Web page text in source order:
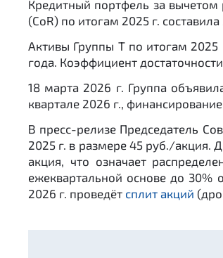
Кредитный портфель за вычетом
(CoR) по итогам 2025 г.
Активы Группы Т по итогам 2025
года. Коэффициент
18 марта 2026 г. Группа
квартале 2026 г.,
В пресс-релизе Председатель
2025 г. в размере 45 руб./акция.
акция, что означает
ежеквартальной основе до
2026 г. проведёт сплит акций